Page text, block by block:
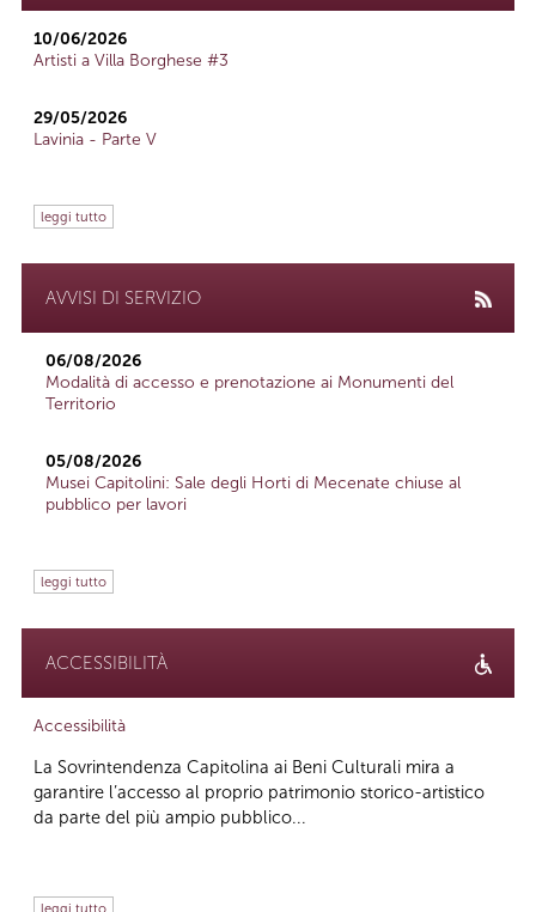
10/06/2026
Artisti a Villa Borghese #3
29/05/2026
Lavinia - Parte V
leggi tutto
AVVISI DI SERVIZIO
06/08/2026
Modalità di accesso e prenotazione ai Monumenti del
Territorio
05/08/2026
Musei Capitolini: Sale degli Horti di Mecenate chiuse al
pubblico per lavori
leggi tutto
ACCESSIBILITÀ
Accessibilità
La Sovrintendenza Capitolina ai Beni Culturali mira a
garantire l’accesso al proprio patrimonio storico-artistico
da parte del più ampio pubblico...
leggi tutto